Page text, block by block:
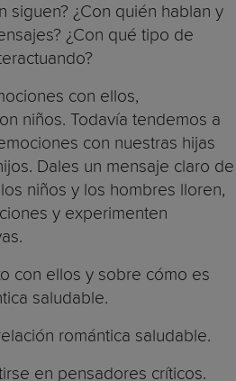
siguen? ¿Con quién hablan y
¿Con qué tipo de
con ellos,
niños. Todavía tendemos a
con nuestras hijas
Dales un mensaje claro de
niños y los hombres lloren,
y experimenten
con ellos y sobre cómo es
saludable.
romántica saludable.
en pensadores críticos.